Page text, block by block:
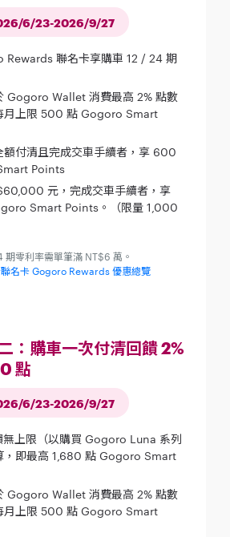
6/23-2026/9/27
Rewards 聯名卡享購車 12 / 24 期
Gogoro Wallet 消費最高 2% 點數
月上限 500 點 Gogoro Smart
額付清且完成交車手續者，享 600
Points
元，完成交車手續者，享
Smart Points。（限量 1,000
零利率需單筆滿 NT$6 萬。
名卡 Gogoro Rewards 優惠總覽
：購車一次付清回饋 2%
點
6/23-2026/9/27
無上限（以購買 Gogoro Luna 系列
，即最高 1,680 點 Gogoro Smart
Gogoro Wallet 消費最高 2% 點數
月上限 500 點 Gogoro Smart